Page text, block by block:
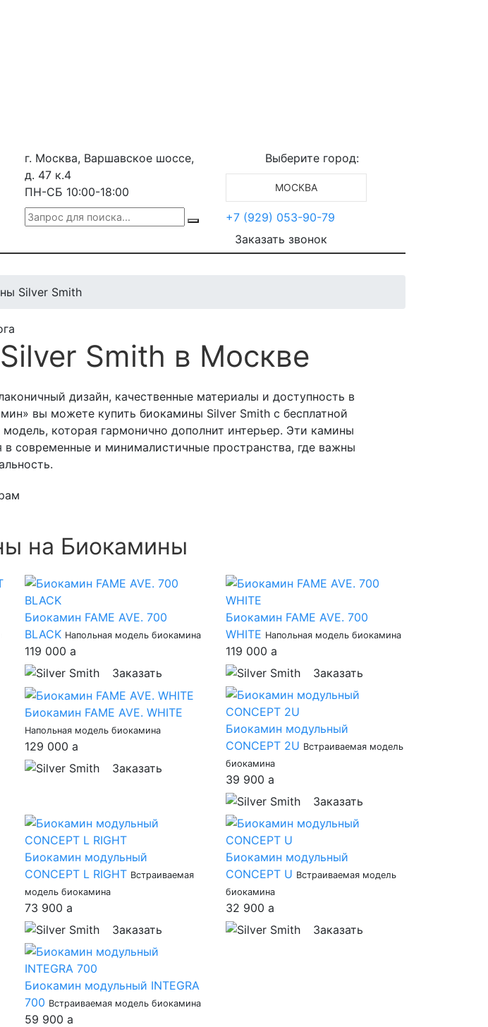
г. Москва, Варшавское шоссе,
д. 47 к.4
ПН-СБ 10:00-18:00
Выберите город:
МОСКВА
+7 (929) 053-90-79
Заказать звонок
Silver Smith
Smith в Москве
дизайн, качественные материалы и доступность в
вы можете купить биокамины Silver Smith с бесплатной
которая гармонично дополнит интерьер. Эти камины
современные и минималистичные пространства, где важны
на Биокамины
Биокамин FAME AVE. 700
BLACK Напольная модель биокамина
119 000 a
Заказать
Биокамин FAME AVE. 700
WHITE Напольная модель биокамина
119 000 a
Заказать
Биокамин FAME AVE. WHITE
Напольная модель биокамина
129 000 a
Заказать
Биокамин модульный
CONCEPT 2U Встраиваемая модель
биокамина
39 900 a
Заказать
Биокамин модульный
CONCEPT L RIGHT Встраиваемая
модель биокамина
73 900 a
Заказать
Биокамин модульный
CONCEPT U Встраиваемая модель
биокамина
32 900 a
Заказать
Биокамин модульный INTEGRA
700 Встраиваемая модель биокамина
59 900 a